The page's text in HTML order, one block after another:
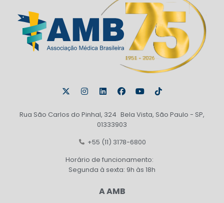
Rua São Carlos do Pinhal, 324 Bela Vista, São Paulo - SP,
01333903
+55 (11) 3178-6800
Horário de funcionamento:
Segunda à sexta: 9h às 18h
A AMB